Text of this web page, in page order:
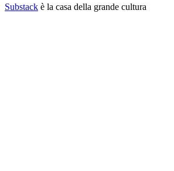
Substack è la casa della grande cultura